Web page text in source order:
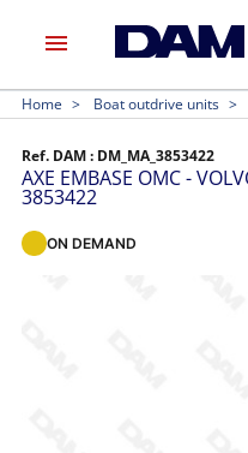
menu
Home Boat outdrive units
Ref. DAM : DM_MA_3853422
AXE EMBASE OMC -
3853422
ON DEMAND